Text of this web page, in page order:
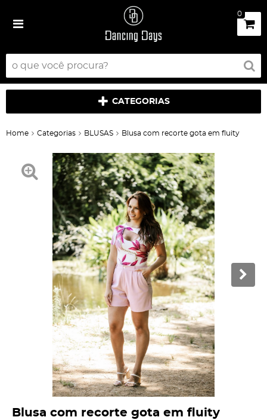
0
CATEGORIAS
Home Categorias BLUSAS Blusa com recorte gota em fluity
Blusa com recorte gota em fluity